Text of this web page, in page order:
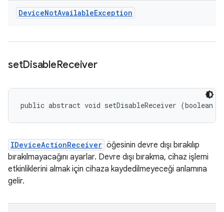
DeviceNotAvailableException
setDisableReceiver
public abstract void setDisableReceiver (boolean
IDeviceActionReceiver öğesinin devre dışı bırakılıp
bırakılmayacağını ayarlar. Devre dışı bırakma, cihaz işlemi
etkinliklerini almak için cihaza kaydedilmeyeceği anlamına
gelir.